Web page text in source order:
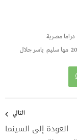
دراما مصرية
مها سليم ياسر جلال
التالي
العودة إلى السينما